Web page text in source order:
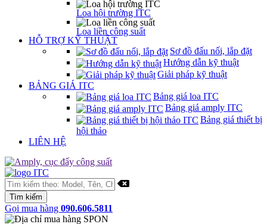
Loa hội trường ITC
Loa liền công suất
HỖ TRỢ KỸ THUẬT
Sơ đồ đấu nối, lắp đặt
Hướng dẫn kỹ thuật
Giải pháp kỹ thuật
BẢNG GIÁ ITC
Bảng giá loa ITC
Bảng giá amply ITC
Bảng giá thiết bị
hội thảo
LIÊN HỆ
Gọi mua hàng 090.606.5811